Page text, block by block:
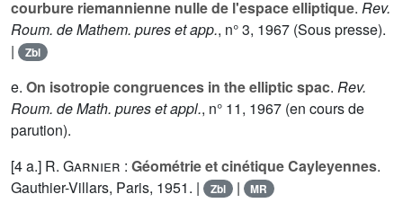
courbure riemannienne nulle de l'espace elliptique. Rev.
Roum. de Mathem. pures et app., n°3, 1967 (Sous presse).
|
Zbl
e. On isotropie congruences in the elliptic spac. Rev.
Roum. de Math. pures et appl., n° 11, 1967 (en cours de
parution).
[4 a.] R. Garnier : Géométrie et cinétique Cayleyennes.
Gauthier-Villars, Paris, 1951. |
Zbl | MR